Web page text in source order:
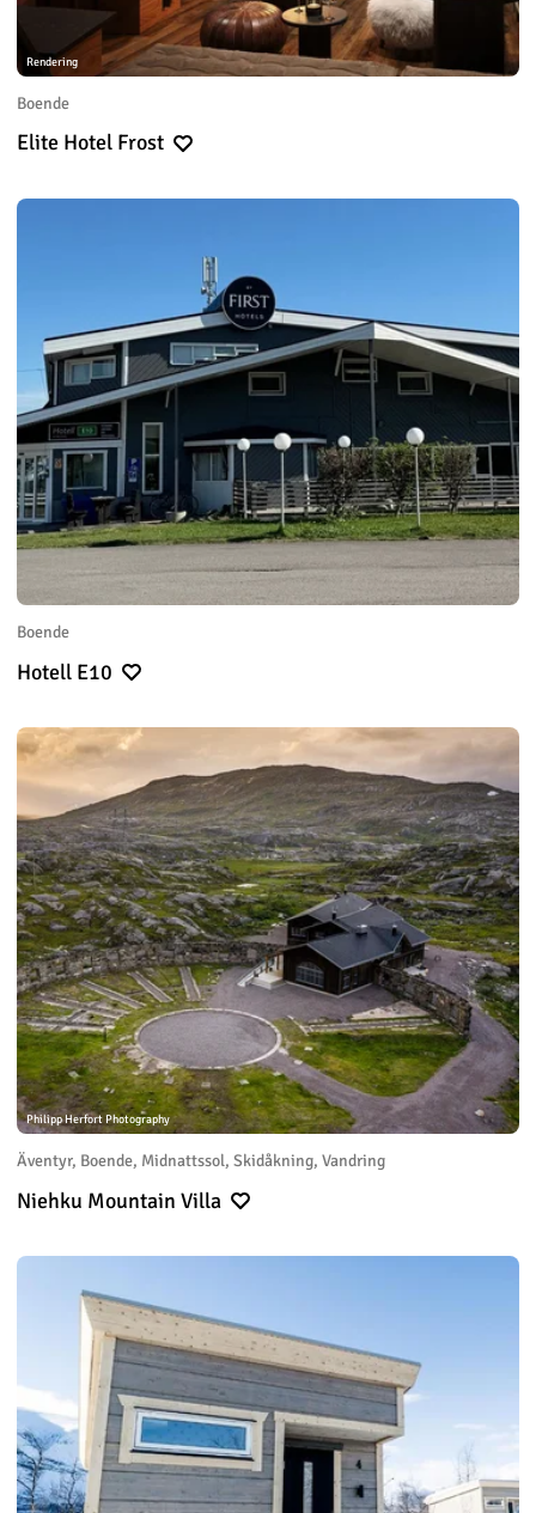
Rendering
Boende
Elite Hotel Frost
Boende
Hotell E10
Philipp Herfort Photography
Äventyr, Boende, Midnattssol, Skidåkning, Vandring
Niehku Mountain Villa